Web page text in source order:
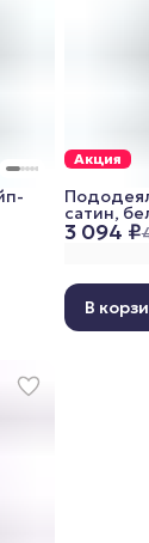
Акция
3 094 ₽
сатин,
В